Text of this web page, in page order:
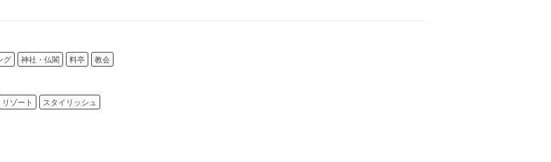
グ 神社・仏閣 料亭 教会
リゾート スタイリッシュ